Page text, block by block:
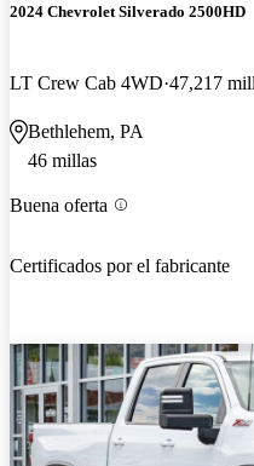
2024 Chevrolet Silverado 2500HD
LT Crew Cab 4WD 47,217
Bethlehem, PA
46 millas
Buena oferta
Certificados por el fabricante